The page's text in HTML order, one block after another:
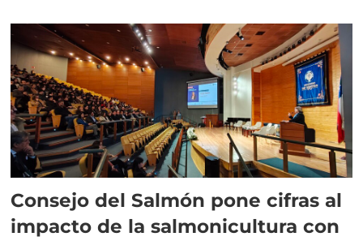
Consejo del Salmón pone cifras al
impacto de la salmonicultura con